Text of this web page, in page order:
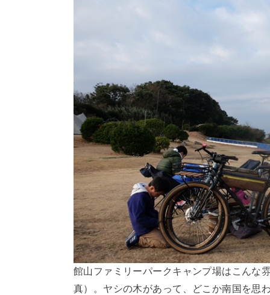
館山ファミリーパークキャンプ場はこんな
真）。ヤシの木があって、どこか南国を思